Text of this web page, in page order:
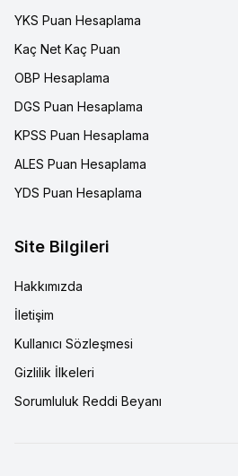
YKS Puan Hesaplama
Kaç Net Kaç Puan
OBP Hesaplama
DGS Puan Hesaplama
KPSS Puan Hesaplama
ALES Puan Hesaplama
YDS Puan Hesaplama
Site Bilgileri
Hakkımızda
İletişim
Kullanıcı Sözleşmesi
Gizlilik İlkeleri
Sorumluluk Reddi Beyanı